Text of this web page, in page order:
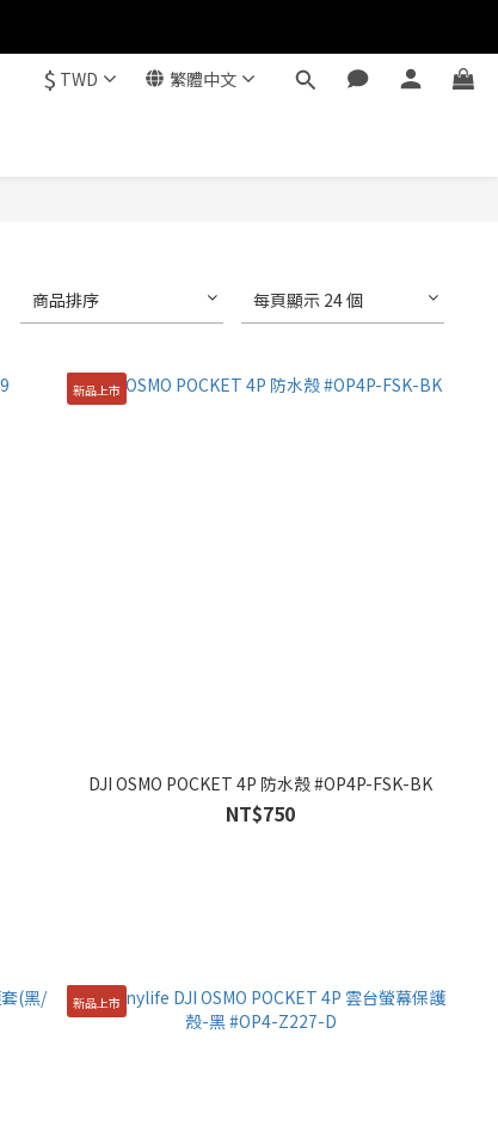
$ TWD 繁體中文
商品排序 每頁顯示 24 個
新品上市
DJI OSMO POCKET 4P 防水殼 #OP4P-FSK-BK
NT$750
新品上市